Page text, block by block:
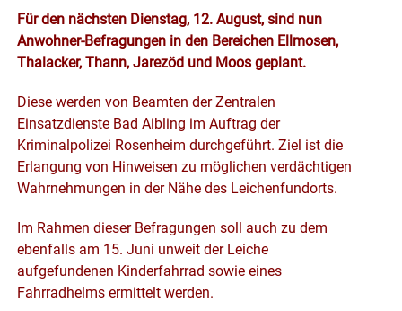
Für den nächsten Dienstag, 12. August, sind nun
Anwohner-Befragungen in den Bereichen Ellmosen,
Thalacker, Thann, Jarezöd und Moos geplant.
Diese werden von Beamten der Zentralen
Einsatzdienste Bad Aibling im Auftrag der
Kriminalpolizei Rosenheim durchgeführt. Ziel ist die
Erlangung von Hinweisen zu möglichen verdächtigen
Wahrnehmungen in der Nähe des Leichenfundorts.
Im Rahmen dieser Befragungen soll auch zu dem
ebenfalls am 15. Juni unweit der Leiche
aufgefundenen Kinderfahrrad sowie eines
Fahrradhelms ermittelt werden.